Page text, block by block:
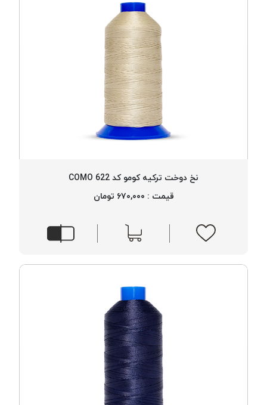
نخ دوخت ترکیه کومو کد 622 COMO
قیمت : ۶۷۰,۰۰۰ تومان